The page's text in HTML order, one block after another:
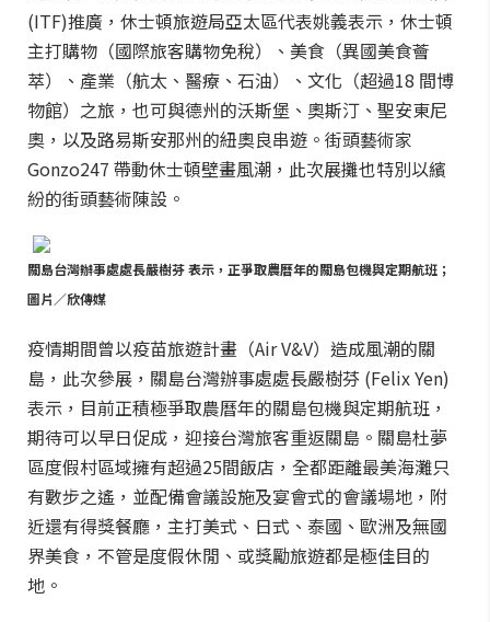
(ITF)推廣，休士頓旅遊局亞太區代表姚義表示，休士頓
主打購物（國際旅客購物免稅）、美食（異國美食薈
萃）、產業（航太、醫療、石油）、文化（超過18 間博
物館）之旅，也可與德州的沃斯堡、奧斯汀、聖安東尼
奧，以及路易斯安那州的紐奧良串遊。街頭藝術家
Gonzo247 帶動休士頓壁畫風潮，此次展攤也特別以繽
紛的街頭藝術陳設。
關島台灣辦事處處長嚴樹芬 表示，正爭取農曆年的關島包機與定期航班；
圖片／欣傳媒
疫情期間曾以疫苗旅遊計畫（Air V&V）造成風潮的關
島，此次參展，關島台灣辦事處處長嚴樹芬 (Felix Yen)
表示，目前正積極爭取農曆年的關島包機與定期航班，
期待可以早日促成，迎接台灣旅客重返關島。關島杜夢
區度假村區域擁有超過25間飯店，全都距離最美海灘只
有數步之遙，並配備會議設施及宴會式的會議場地，附
近還有得獎餐廳，主打美式、日式、泰國、歐洲及無國
界美食，不管是度假休閒、或獎勵旅遊都是極佳目的
地。